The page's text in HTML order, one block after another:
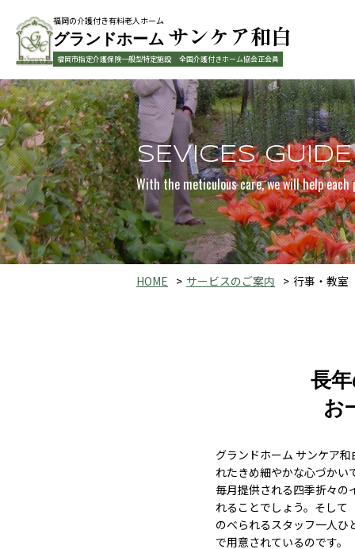
福岡の介護付き有料老人ホーム
グランドホーム サンケア和白
福岡市指定介護保険一般型特定施設 全国介護付きホーム協会正会員
SEVICES GUIDE
With the meticulous care, we will help each
HOME サービスのご案内 行事・教室
長
お
グランドホーム サンケア
れたきめ細やかな心づかい
毎月提供される四季折々の
れることでしょう。そして
のべられるスタッフ一人ひ
で用意されているのです。